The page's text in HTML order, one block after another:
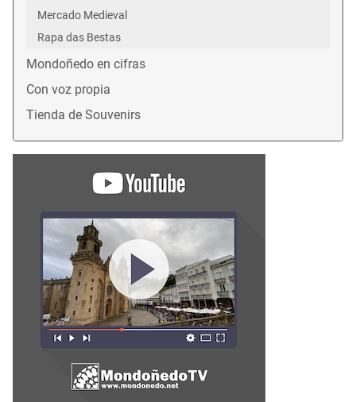
Mercado Medieval
Rapa das Bestas
Mondoñedo en cifras
Con voz propia
Tienda de Souvenirs